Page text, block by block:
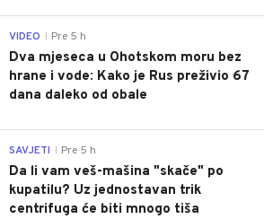
VIDEO Pre 5 h
Dva mjeseca u Ohotskom moru bez
hrane i vode: Kako je Rus preživio 67
dana daleko od obale
SAVJETI Pre 5 h
Da li vam veš-mašina "skače" po
kupatilu? Uz jednostavan trik
centrifuga će biti mnogo tiša